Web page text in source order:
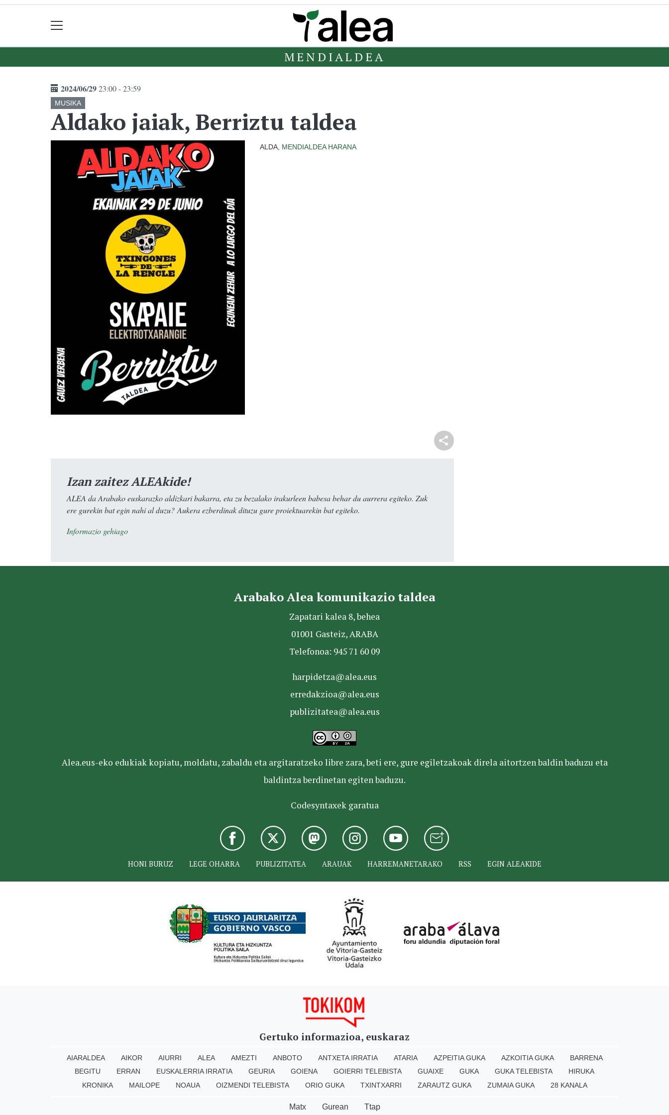
MENDIALDEA
2024/06/2923:00 - 23:59
MUSIKA
Aldako jaiak, Berriztu taldea
ALDA, MENDIALDEA HARANA
Izan zaitez ALEAkide!
ALEA da Arabako euskarazko aldizkari bakarra, eta zu bezalako irakurleen babesa behar du aurrera egiteko. Zuk
ere gurekin bat egin nahi al duzu? Aukera ezberdinak dituzu gure proiektuarekin bat egiteko.
Informazio gehiago
Arabako Alea komunikazio taldea
Zapatari kalea 8, behea
01001 Gasteiz, ARABA
Telefonoa: 945 71 60 09
harpidetza@alea.eus
erredakzioa@alea.eus
publizitatea@alea.eus
Alea.eus-eko edukiak kopiatu, moldatu, zabaldu eta argitaratzeko libre zara, beti ere, gure egiletzakoak direla aitortzen baldin baduzu eta
baldintza berdinetan egiten baduzu.
Codesyntaxek garatua
HONI BURUZ LEGE OHARRA PUBLIZITATEA ARAUAK HARREMANETARAKO RSS EGIN ALEAKIDE
Gertuko informazioa, euskaraz
AIARALDEA AIKOR AIURRI ALEA AMEZTI ANBOTO ANTXETA IRRATIA ATARIA AZPEITIA GUKA AZKOITIA GUKA
BARRENA
BEGITU
ERRAN EUSKALERRIA IRRATIA GEURIA GOIENA GOIERRI TELEBISTA GUAIXE GUKA GUKA TELEBISTA
HIRUKA
KRONIKA
MAILOPE NOAUA OIZMENDI TELEBISTA ORIO GUKA TXINTXARRI ZARAUTZ GUKA ZUMAIA GUKA 28 KANALA
Matx Gurean Ttap